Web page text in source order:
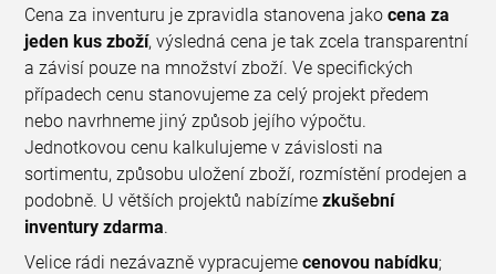
Cena za inventuru je zpravidla stanovena jakocena za
jeden kus zboží, výsledná cena je tak zcela transparentní
a závisí pouze na množství zboží. Ve specifických
případech cenu stanovujeme za celý projekt předem
nebo navrhneme jiný způsob jejího výpočtu.
Jednotkovou cenu kalkulujeme v závislosti na
sortimentu, způsobu uložení zboží, rozmístění prodejen a
podobně. U větších projektů nabízímezkušební
inventury zdarma.
Velice rádi nezávazně vypracujeme cenovou nabídku;